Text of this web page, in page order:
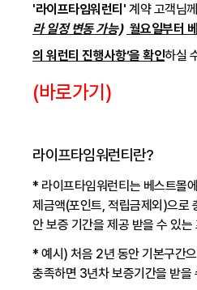
'라이프타임워런티' 계약 고객님
라 일정 변동 가능) 월요일부터
의 워런티 진행사항’을 확인하실
(바로가기)
라이프타임워런티란?
* 라이프타임워런티 는 베스트몰
제금액(포인트, 적립금제외)으로
안 보증 기간을 제공 받을 수 있는
* 예시) 처음 2년 동안 기본구간
충족하면 3년차 보증기간을 받을